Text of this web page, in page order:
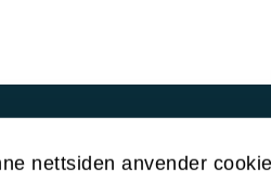
nettsiden anvenderFor media